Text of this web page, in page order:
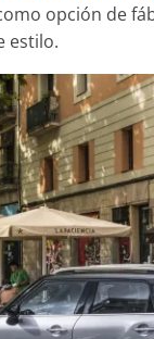
opción de
estilo.